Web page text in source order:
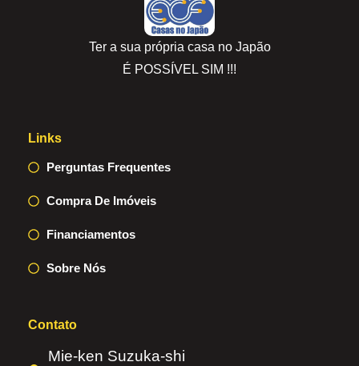
Ter a sua própria casa no Japão
É POSSÍVEL SIM !!!
Links
Perguntas Frequentes
Compra De Imóveis
Financiamentos
Sobre Nós
Contato
Mie-ken Suzuka-shi